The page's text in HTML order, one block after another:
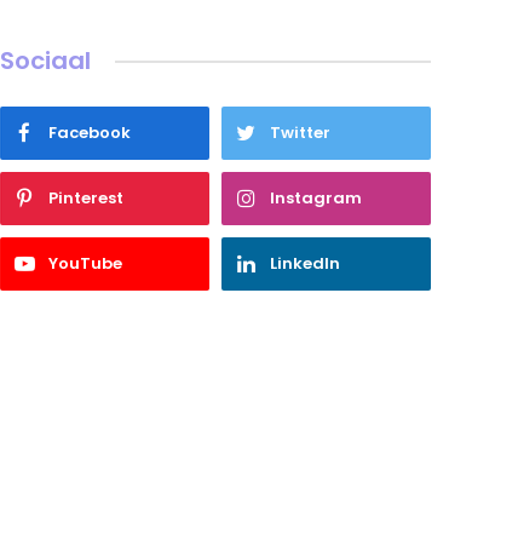
Sociaal
Facebook Twitter
Pinterest Instagram
YouTube LinkedIn